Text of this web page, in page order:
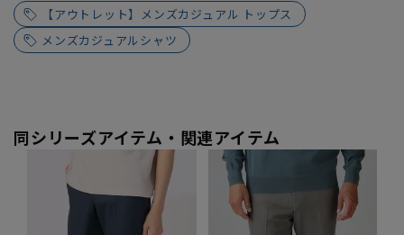
【アウトレット】メンズカジュアル トップス
メンズカジュアルシャツ
同シリーズアイテム・関連アイテム